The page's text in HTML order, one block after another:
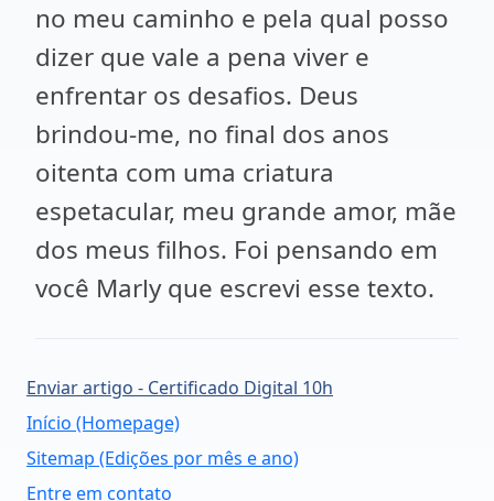
no meu caminho e pela qual posso
dizer que vale a pena viver e
enfrentar os desafios. Deus
brindou-me, no final dos anos
oitenta com uma criatura
espetacular, meu grande amor, mãe
dos meus filhos. Foi pensando em
você Marly que escrevi esse texto.
Enviar artigo - Certificado Digital 10h
Início (Homepage)
Sitemap (Edições por mês e ano)
Entre em contato